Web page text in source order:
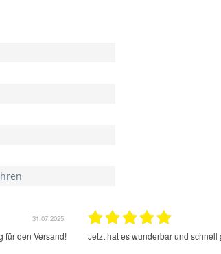
31.07.2025
für den Versand!
Jetzt hat es wunderbar und schnell